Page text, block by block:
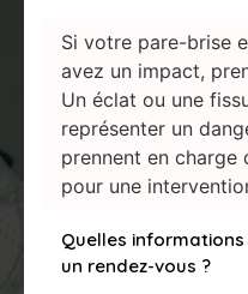
Si votre pare-brise
avez un impact,
Un éclat ou une
représenter un
prennent en charge
pour une
Quelles
un rendez-vous ?